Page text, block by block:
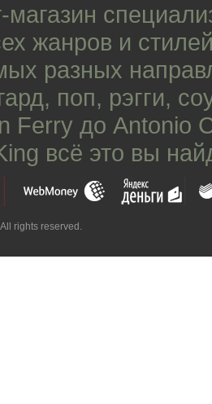
жанров и
разных
, поп, рэгги,
Ferry до Antonio
всё это вы
rights reserved.